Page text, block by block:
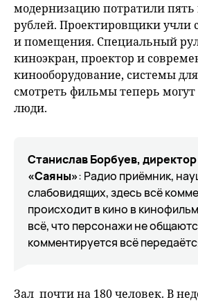
модернизацию потратили
рублей. Проектировщики учли
и помещения. Специальный
киноэкран, проектор и
кинооборудование, системы
смотреть фильмы теперь могут
люди.
Станислав Борбуев,
«Саяны»: Радио приёмник,
слабовидящих, здесь всё
происходит в кино в
всё, что персонажи не
комментируется всё
Зал почти на 180 человек. В